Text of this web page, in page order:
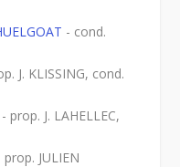
- cond.
J. KLISSING, cond.
- prop. J. LAHELLEC,
prop. JULIEN